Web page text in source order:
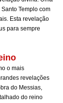
Templo com
Esta revelação
para sempre
o mais
revelações
do Messias,
do reino